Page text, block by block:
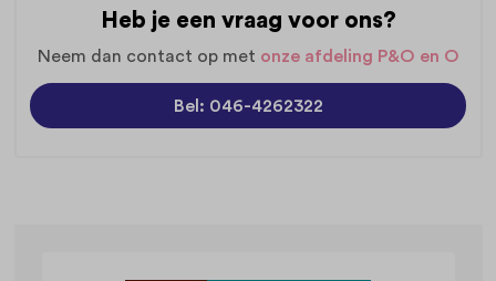
Heb je een vraag voor ons?
Neem dan contact op met onze afdeling P&O en O
Bel: 046-4262322